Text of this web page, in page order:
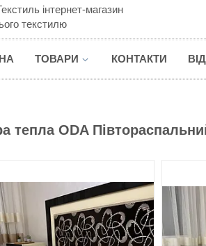
інтернет-магазин
текстилю
ТОВАРИ КОНТАКТИ
тепла ODA